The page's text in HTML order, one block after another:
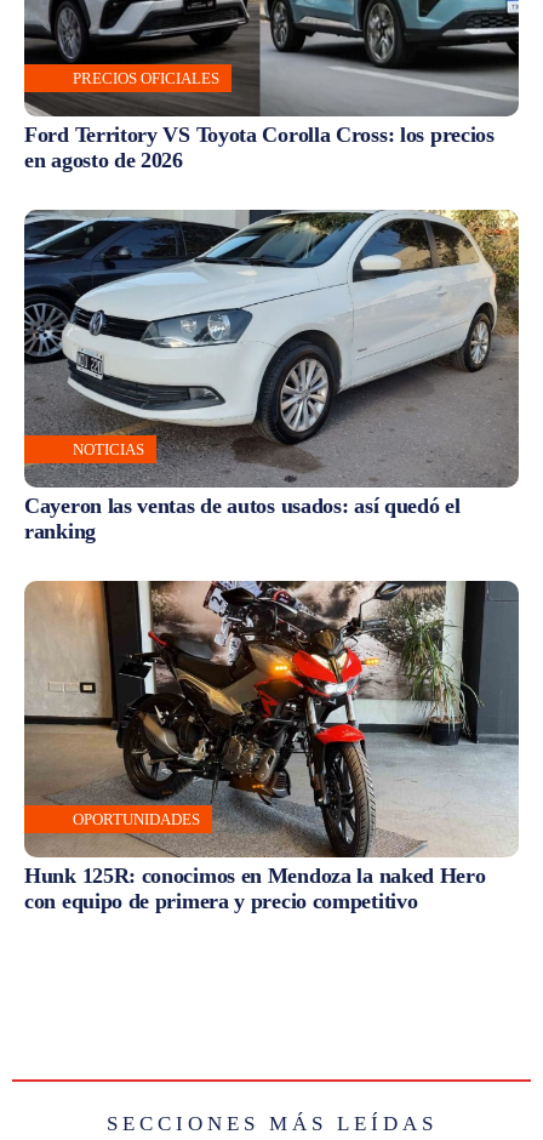
PRECIOS OFICIALES
Ford Territory VS Toyota Corolla Cross: los precios
en agosto de 2026
NOTICIAS
Cayeron las ventas de autos usados: así quedó el
ranking
OPORTUNIDADES
Hunk 125R: conocimos en Mendoza la naked Hero
con equipo de primera y precio competitivo
SECCIONES MÁS LEÍDAS